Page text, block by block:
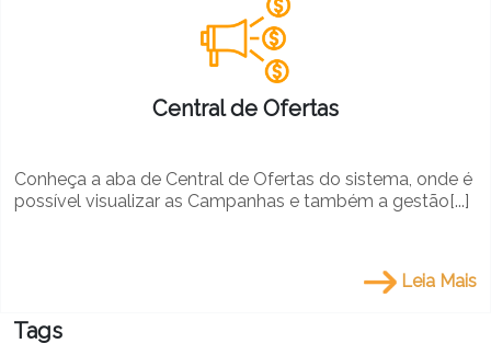
Central de Ofertas
Conheça a aba de Central de Ofertas do sistema, onde é
possível visualizar as Campanhas e também a gestão[...]
Leia Mais
Tags